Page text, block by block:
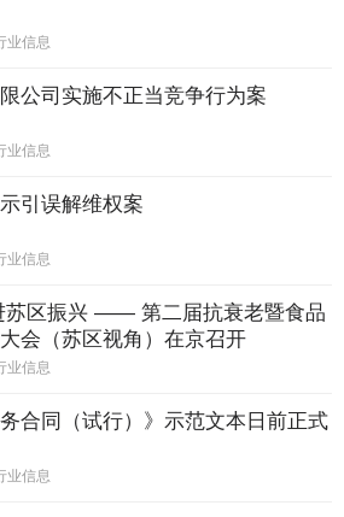
业信息
公司实施不正当竞争行为案
业信息
引误解维权案
业信息
苏区振兴 —— 第二届抗衰老暨食品
会（苏区视角）在京召开
业信息
合同（试行）》示范文本日前正式
业信息